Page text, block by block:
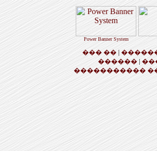
Power Banner System
��� ��|
������|
�����������